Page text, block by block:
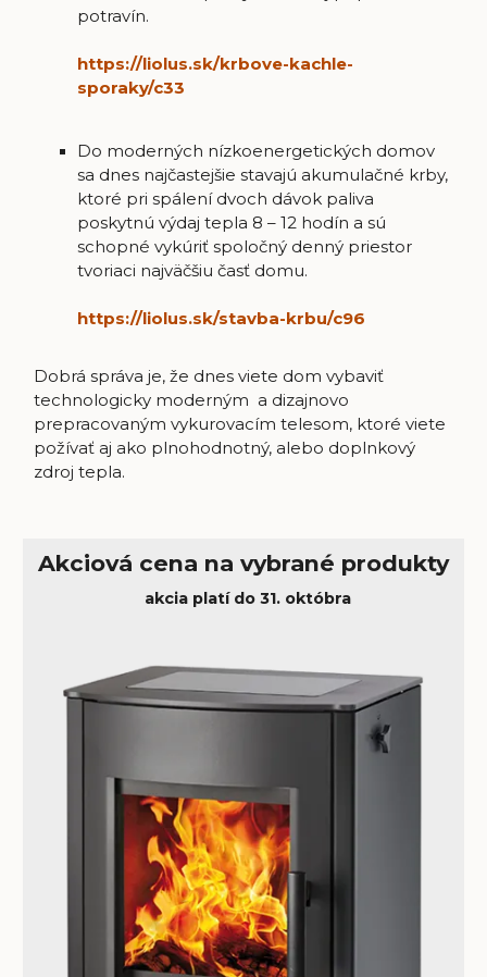
potravín.
https://liolus.sk/krbove-kachle-
sporaky/c33
Do moderných nízkoenergetických domov
sa dnes najčastejšie stavajú akumulačné krby,
ktoré pri spálení dvoch dávok paliva
poskytnú výdaj tepla 8 – 12 hodín a sú
schopné vykúriť spoločný denný priestor
tvoriaci najväčšiu časť domu.
https://liolus.sk/stavba-krbu/c96
Dobrá správa je, že dnes viete dom vybaviť
technologicky moderným a dizajnovo
prepracovaným vykurovacím telesom, ktoré viete
požívať aj ako plnohodnotný, alebo doplnkový
zdroj tepla.
Akciová cena na vybrané produkty
akcia platí do 31. októbra